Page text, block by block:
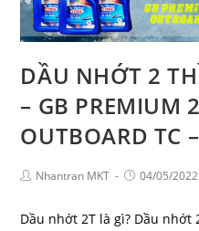
DẦU NHỚT 2
– GB PREMIUM
OUTBOARD TC
Nhantran MKT 04/05/2022
Dầu nhớt 2T là gì? Dầu